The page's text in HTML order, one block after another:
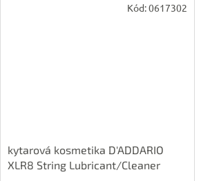
kytarová kosmetika D'ADDARIO
XLR8 String Lubricant/Cleaner
Kód:0617302